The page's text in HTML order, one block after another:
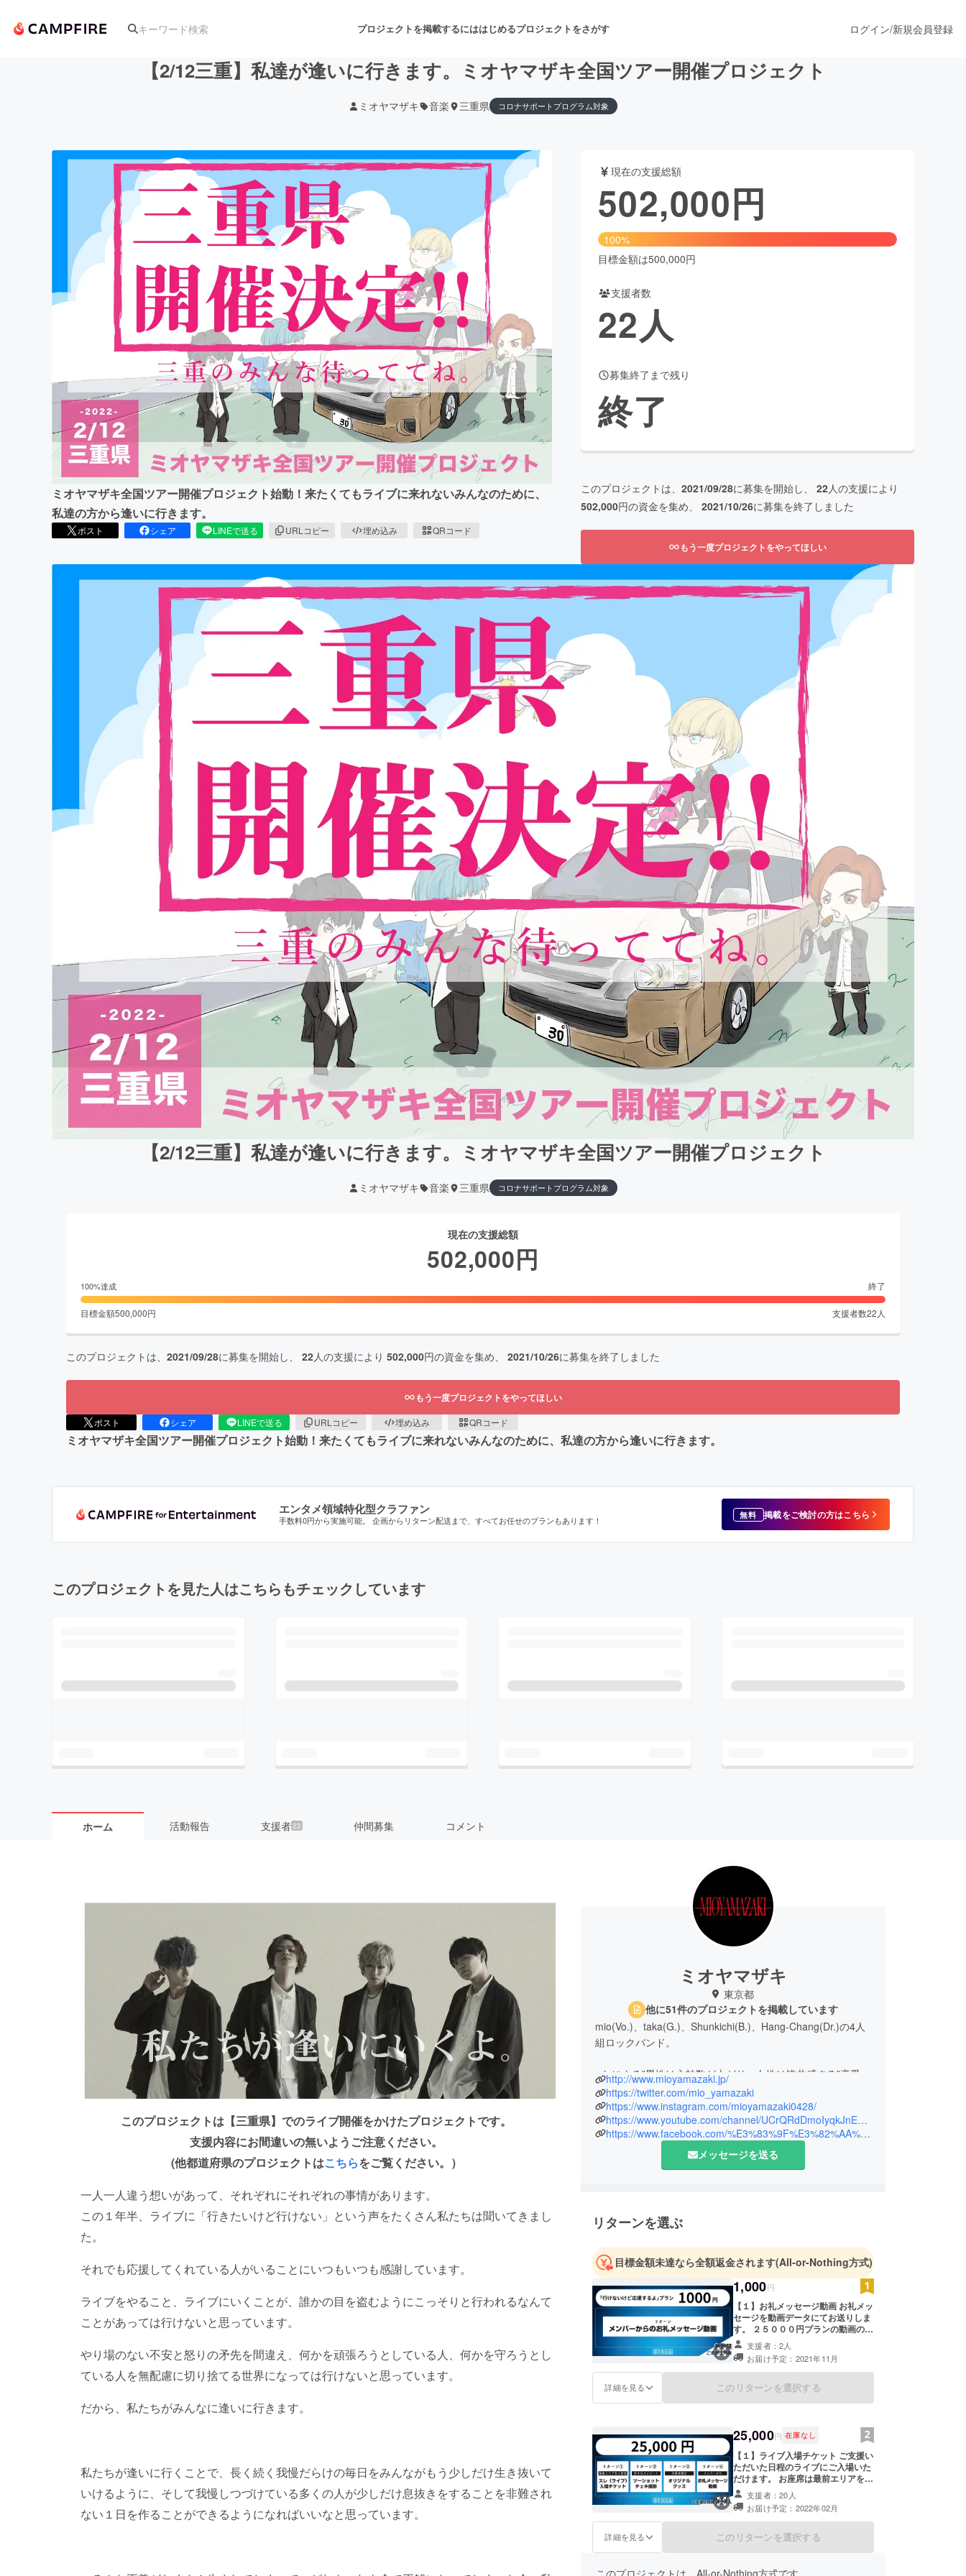
プロジェクトを掲載するにははじめるプロジェクトをさがす
アート・写真 舞台・パフォーマンス
テクノロジー・ガジェット ゲーム・サービス開発 フード・飲食店 ファッション
ビジネス・起業 チャレンジ ビューティー・ヘルスケア
まちづくり・地域活性化
CAMPFIRE for Social GoodCAMPFIRE Creation
CAMPFIREふるさと納税 machi-ya コミュニティ
ログイン/新規会員登録
【2/12三重】私達が逢いに行きます。ミオヤマザキ全国ツアー開催プロジェクト
ミオヤマザキ 音楽 三重県 コロナサポートプログラム対象
ミオヤマザキ全国ツアー開催プロジェクト始動！来たくてもライブに来れないみんなのために、
私達の方から逢いに行きます。
ポスト シェア LINEで送る URLコピー 埋め込み QRコード
現在の支援総額
502,000円
100%
目標金額は500,000円
支援者数
22人
募集終了まで残り
終了
このプロジェクトは、 2021/09/28に募集を開始し、 22人の支援により
502,000円の資金を集め、 2021/10/26に募集を終了しました
もう一度プロジェクトをやってほしい
【2/12三重】私達が逢いに行きます。ミオヤマザキ全国ツアー開催プロジェクト
ミオヤマザキ 音楽 三重県 コロナサポートプログラム対象
現在の支援総額
502,000円
100%達成 終了
目標金額500,000円 支援者数22 人
このプロジェクトは、 2021/09/28に募集を開始し、 22人の支援により 502,000円の資金を集め、 2021/10/26に募集を終了しました
もう一度プロジェクトをやってほしい
ポスト シェア LINEで送る URLコピー 埋め込み QRコード
ミオヤマザキ全国ツアー開催プロジェクト始動！来たくてもライブに来れないみんなのために、私達の方から逢いに行きます。
エンタメ領域特化型クラファン
手数料0円から実施可能。 企画からリターン配送まで、すべてお任せのプランもあります！ 無料 掲載をご検討の方はこちら
このプロジェクトを見た人はこちらもチェックしています
ホーム 活動報告 支援者22 仲間募集 コメント
このプロジェクトは【三重県】でのライブ開催をかけたプロジェクトです。
支援内容にお間違いの無いようご注意ください。
(他都道府県のプロジェクトはこちらをご覧ください。）
一人一人違う想いがあって、それぞれにそれぞれの事情があります。
この１年半、ライブに「行きたいけど行けない」という声をたくさん私たちは聞いてきまし
た。
それでも応援してくれている人がいることにいつもいつも感謝しています。
ライブをやること、ライブにいくことが、誰かの目を盗むようにこっそりと行われるなんて
ことがあっては行けないと思っています。
やり場のない不安と怒りの矛先を間違え、何かを頑張ろうとしている人、何かを守ろうとし
ている人を無配慮に切り捨てる世界になっては行けないと思っています。
だから、私たちがみんなに逢いに行きます。
私たちが逢いに行くことで、長く続く我慢だらけの毎日をみんながもう少しだけ生き抜いて
いけるように、そして我慢しつづけている多くの人が少しだけ息抜きをすることを非難され
ない１日を作ることができるようになればいいなと思っています。
ミオヤマザキ
東京都
他に51件のプロジェクトを掲載しています
mio(Vo.)、taka(G.)、Shunkichi(B.)、Hang-Chang(Dr.)の4人
組ロックバンド。
mioによる”男性は心拍数が上がり、女性は皆共感する”恋愛の
陰を描いた歌詞と、圧倒的なライブパフォーマンスにより
「ミオラー」と呼ばれる熱狂的なファンを獲得。
500万DLを突破したゲームアプリ「マヂヤミ彼女」はApp
Storeで1位に。さらに、TVドラマ「SHIBUYA零丁目」やTV
アニメ「地獄少女～宵伽～」などに楽曲が起用され、10代～
2017年には日比谷野外大音楽堂でのワンマンを行い、O-
EAST、ZeppTokyoなどの大規模ライブハウスを含む全国ツ
アーでは全公演ソールドアウトを記録。2018年にはパシフィ
コ横浜での公演を大成功に収め、2019年には日比谷野外大音
楽堂・大阪城野外音楽堂2DAYSワンマンを行い国内での動員
を着実に伸ばしながら、フランス、ドイツ、香港などのイベ
ントにも出演し、海外でも熱狂的なファンを生み出してい
る。2019年年末にはZeppツアーが、そして2020年1月11日
には自身最大キャパとなる１２０００人を動員する横浜ア
リーナでの単独公演を開催した。
http://www.mioyamazaki.jp/
https://twitter.com/mio_yamazaki
https://www.instagram.com/mioyamazaki0428/
https://www.youtube.com/channel/UCrQRdDmoIyqkJnEuH9bTI8g
https://www.facebook.com/%E3%83%9F%E3%82%AA%E3%83%A4%E3%83%9E%E3%82%B6%E3%82%AD-Mio-Yamazaki-441658169191703/
メッセージを送る
リターンを選ぶ
目標金額未達なら全額返金されます(All-or-Nothing方式)
1,000円
【１】お礼メッセージ動画 お礼メッ
セージを動画データにてお送りしま
す。 ２５０００円プランの動画の内
容とは異なります。 動画メッセージ
は全都道府県のプロジェクトで同一
の動画メッセージとなります。 ※複
数回ご支援いただいても同じ動画
メッセージとなります。 ー重要ー
もございませんのであらかじめご了
承ください。
支援者：2人
お届け予定：2021年11月
詳細を見る このリターンを選択する
25,000円 在庫なし
【１】ライブ入場チケット ご支援い
ただいた日程のライブにご入場いた
だけます。 お座席は最前エリアをご
用意します。 ※チケットの発券は
ticket boardが行い、電子チケット
にて発券を行います。 ※お客様の情
報はチケット発券に関する場合にお
いてのみticket boardと共有いたし
援者様に別途お送りいたします。 ※
支援者：20人
お届け予定：2022年02月
詳細を見る このリターンを選択する
このプロジェクトは、All-or-Nothing方式です。